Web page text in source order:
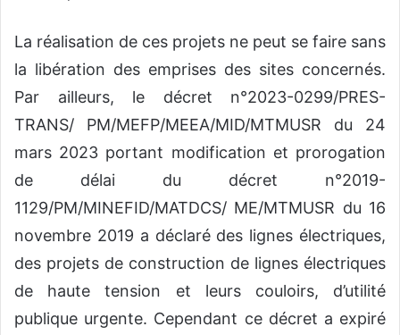
La réalisation de ces projets ne peut se faire sans
la libération des emprises des sites concernés.
Par ailleurs, le décret n°2023-0299/PRES-
TRANS/ PM/MEFP/MEEA/MID/MTMUSR du 24
mars 2023 portant modification et prorogation
de délai du décret n°2019-
1129/PM/MINEFID/MATDCS/ ME/MTMUSR du 16
novembre 2019 a déclaré des lignes électriques,
des projets de construction de lignes électriques
de haute tension et leurs couloirs, d’utilité
publique urgente. Cependant ce décret a expiré